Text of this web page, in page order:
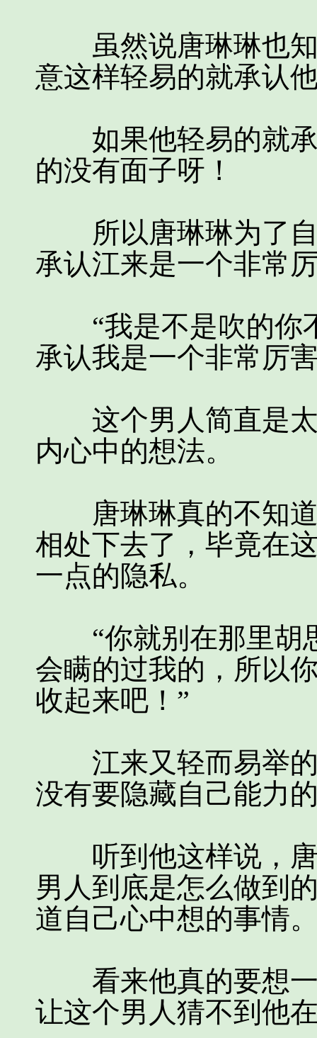
虽然说唐琳琳也知
意这样轻易的就承认
如果他轻易的就承
的没有面子呀！
所以唐琳琳为了自
承认江来是一个非常
“我是不是吹的你
承认我是一个非常厉
这个男人简直是太
内心中的想法。
唐琳琳真的不知道
相处下去了，毕竟在
一点的隐私。
“你就别在那里胡
会瞒的过我的，所以
收起来吧！”
江来又轻而易举的
没有要隐藏自己能力
听到他这样说，唐
男人到底是怎么做到
道自己心中想的事情
看来他真的要想一
让这个男人猜不到他